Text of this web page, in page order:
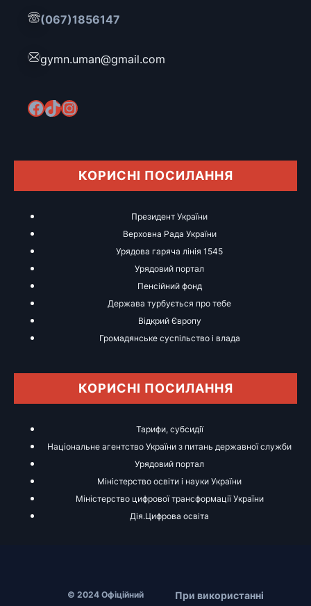
(067)1856147
gymn.uman@gmail.com
Facebook TikTok Instagram
КОРИСНІ ПОСИЛАННЯ
Президент України
Верховна Рада України
Урядова гаряча лінія 1545
Урядовий портал
Пенсійний фонд
Держава турбується про тебе
Відкрий Європу
Громадянське суспільство і влада
КОРИСНІ ПОСИЛАННЯ
Тарифи, субсидії
Національне агентство України з питань державної служби
Урядовий портал
Міністерство освіти і науки України
Міністерство цифрової трансформації України
Дія.Цифрова освіта
© 2024 Офіційний При використанні